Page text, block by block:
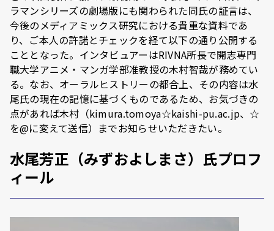
ラマンシリーズの劇場版にも関わられた同氏の証言は、
今後のメディアミックス研究における貴重な資料であ
り、ご本人の許諾とチェックを経て以下の通り公開する
こととなった。インタビュアーはRIVNA所長で開志専門
職大学アニメ・マンガ学部准教授の木村智哉が務めてい
る。なお、オーラルヒストリーの都合上、その内容は水
尾氏の現在の記憶に基づくものであるため、お気づきの
点があれば木村（kimura.tomoya☆kaishi-pu.ac.jp、☆
を@に変えて送信）までお知らせいただきたい。
水尾芳正（みずおよしまさ）氏プロフ
ィール